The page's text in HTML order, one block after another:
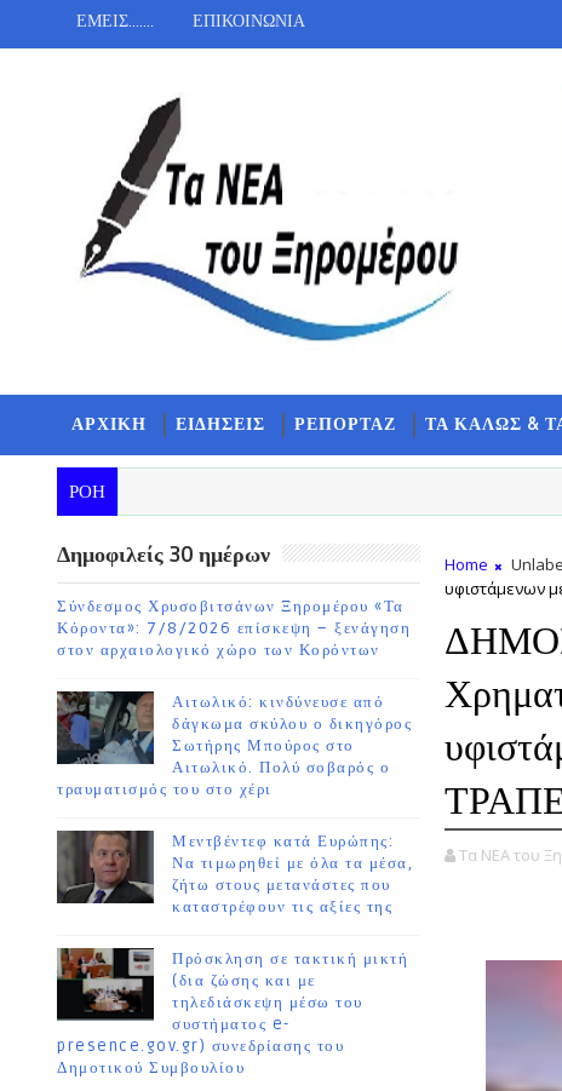
ΕΜΕΙΣ....... ΕΠΙΚΟΙΝΩΝΙΑ
ΑΡΧΙΚΗ ΕΙΔΗΣΕΙΣ ΡΕΠΟΡΤΑΖ ΤΑ ΚΑΛΩΣ &
ΡΟΗ
Δημοφιλείς 30 ημέρων
Σύνδεσμος Χρυσοβιτσάνων Ξηρομέρου «Τα
Κόροντα»: 7/8/2026 επίσκεψη – ξενάγηση
στον αρχαιολογικό χώρο των Κορόντων
Αιτωλικό: κινδύνευσε από
δάγκωμα σκύλου ο δικηγόρος
Σωτήρης Μπούρος στο
Αιτωλικό. Πολύ σοβαρός ο
τραυματισμός του στο χέρι
Μεντβέντεφ κατά Ευρώπης:
Να τιμωρηθεί με όλα τα μέσα,
ζήτω στους μετανάστες που
καταστρέφουν τις αξίες της
Πρόσκληση σε τακτική μικτή
(δια ζώσης και με
τηλεδιάσκεψη μέσω του
συστήματος e-
presence.gov.gr) συνεδρίασης του
Δημοτικού Συμβουλίου
Home
υφιστάμενων
Τα ΝΕΑ του